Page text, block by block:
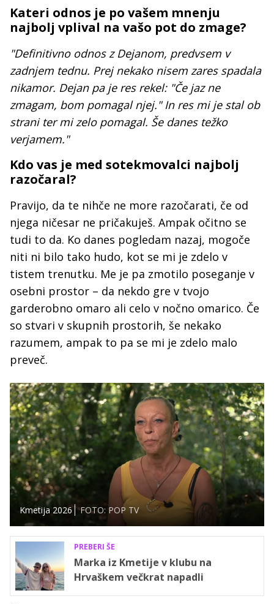
Kateri odnos je po vašem mnenju
najbolj vplival na vašo pot do zmage?
"Definitivno odnos z Dejanom, predvsem v
zadnjem tednu. Prej nekako nisem zares spadala
nikamor. Dejan pa je res rekel: "Če jaz ne
zmagam, bom pomagal njej." In res mi je stal ob
strani ter mi zelo pomagal. Še danes težko
verjamem."
Kdo vas je med sotekmovalci najbolj
razočaral?
Pravijo, da te nihče ne more razočarati, če od
njega ničesar ne pričakuješ. Ampak očitno se
tudi to da. Ko danes pogledam nazaj, mogoče
niti ni bilo tako hudo, kot se mi je zdelo v
tistem trenutku. Me je pa zmotilo poseganje v
osebni prostor – da nekdo gre v tvojo
garderobno omaro ali celo v nočno omarico. Če
so stvari v skupnih prostorih, še nekako
razumem, ampak to pa se mi je zdelo malo
preveč.
Kmetija 2026 FOTO: POP TV
PREBERI ŠE
Marka iz Kmetije v klubu na
Hrvaškem večkrat napadli